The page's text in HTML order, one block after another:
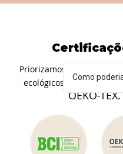
Priorizamos as fibras
ecológicos e com
OEKO-TEX.
Como